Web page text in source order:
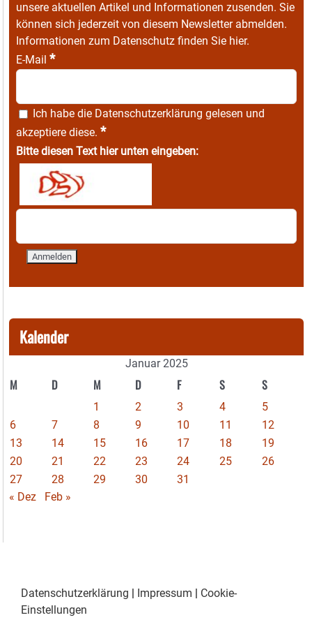
unsere aktuellen Artikel und Informationen zusenden. Sie
können sich jederzeit von diesem Newsletter abmelden.
Informationen zum Datenschutz finden Sie hier.
E-Mail *
Ich habe die Datenschutzerklärung gelesen und
akzeptiere diese. *
Bitte diesen Text hier unten eingeben:
Kalender
Januar 2025
M D M D F S S
1 2 3 4
5
6
7 8 9 10 11
12
13
14 15 16 17 18
19
20
21 22 23 24 25
26
27
28 29 30
31
« Dez
Feb »
Datenschutzerklärung Impressum
Cookie-
Einstellungen